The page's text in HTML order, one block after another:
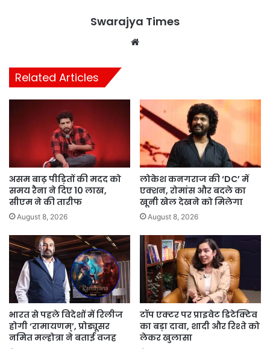
Swarajya Times
Related Articles
असम बाढ़ पीड़ितों की मदद को
समय रैना ने दिए 10 लाख,
सीएम ने की तारीफ
August 8, 2026
लोकेश कनगराज की ‘DC’ में
एक्शन, रोमांस और बदले का
खूनी खेल देखने को मिलेगा
August 8, 2026
भारत से पहले विदेशों में रिलीज
होगी ‘रामायणम्’, प्रोड्यूसर
नमित मल्होत्रा ने बताई वजह
टॉप एक्टर पर प्राइवेट डिटेक्टिव
का बड़ा दावा, शादी और रिश्ते को
लेकर खुलासा